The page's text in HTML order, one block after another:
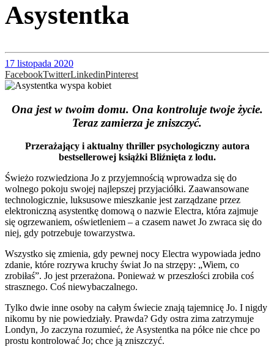
Asystentka
17 listopada 2020
FacebookTwitterLinkedinPinterest
Ona jest w twoim domu. Ona kontroluje twoje życie.
Teraz zamierza je zniszczyć.
Przerażający i aktualny thriller psychologiczny autora
bestsellerowej książki Bliźnięta z lodu.
Świeżo rozwiedziona Jo z przyjemnością wprowadza się do
wolnego pokoju swojej najlepszej przyjaciółki. Zaawansowane
technologicznie, luksusowe mieszkanie jest zarządzane przez
elektroniczną asystentkę domową o nazwie Electra, która zajmuje
się ogrzewaniem, oświetleniem – a czasem nawet Jo zwraca się do
niej, gdy potrzebuje towarzystwa.
Wszystko się zmienia, gdy pewnej nocy Electra wypowiada jedno
zdanie, które rozrywa kruchy świat Jo na strzępy: „Wiem, co
zrobiłaś”. Jo jest przerażona. Ponieważ w przeszłości zrobiła coś
strasznego. Coś niewybaczalnego.
Tylko dwie inne osoby na całym świecie znają tajemnicę Jo. I nigdy
nikomu by nie powiedziały. Prawda? Gdy ostra zima zatrzymuje
Londyn, Jo zaczyna rozumieć, że Asystentka na półce nie chce po
prostu kontrolować Jo; chce ją zniszczyć.